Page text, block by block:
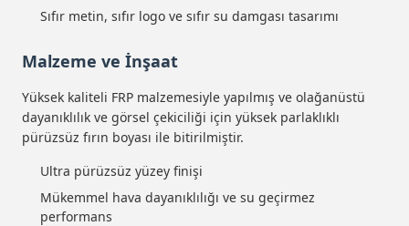
Sıfır metin, sıfır logo ve sıfır su damgası tasarımı
Malzeme ve İnşaat
Yüksek kaliteli FRP malzemesiyle yapılmış ve olağanüstü
dayanıklılık ve görsel çekiciliği için yüksek parlaklıklı
pürüzsüz fırın boyası ile bitirilmiştir.
Ultra pürüzsüz yüzey finişi
Mükemmel hava dayanıklılığı ve su geçirmez
performans